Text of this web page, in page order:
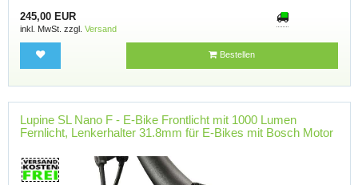
245,00 EUR
inkl. MwSt. zzgl. Versand
Bestellen
Lupine SL Nano F - E-Bike Frontlicht mit 1000 Lumen
Fernlicht, Lenkerhalter 31.8mm für E-Bikes mit Bosch Motor